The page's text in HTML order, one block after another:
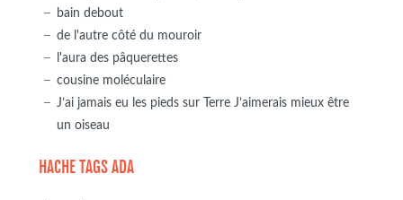
bain debout
de l'autre côté du mouroir
l'aura des pâquerettes
cousine moléculaire
J’ai jamais eu les pieds sur Terre J’aimerais mieux être
un oiseau
HACHE TAGS ADA